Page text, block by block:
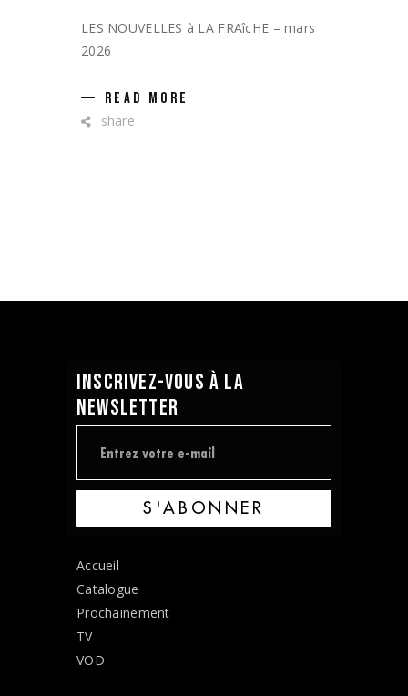
LES NOUVELLES à LA FRAîcHE – mars
2026
READ MORE
share
INSCRIVEZ-VOUS À LA
NEWSLETTER
S'ABONNER
Accueil
Catalogue
Prochainement
TV
VOD